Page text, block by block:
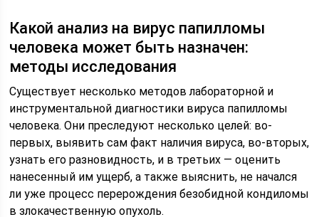
Какой анализ на вирус папилломы
человека может быть назначен:
методы исследования
Существует несколько методов лабораторной и
инструментальной диагностики вируса папилломы
человека. Они преследуют несколько целей: во-
первых, выявить сам факт наличия вируса, во-вторых,
узнать его разновидность, и в третьих — оценить
нанесенный им ущерб, а также выяснить, не начался
ли уже процесс перерождения безобидной кондиломы
в злокачественную опухоль.